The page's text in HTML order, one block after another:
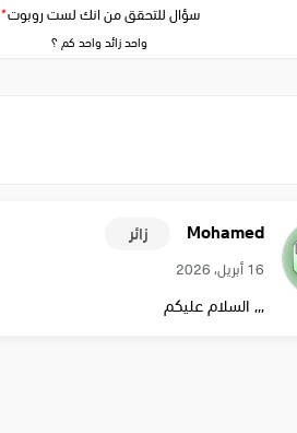
سؤال للتحقق من انك لست روبوت*
واحد زائد واحد كم ؟
Mohamed زائر
16 أبريل، 2026
,,, السلام عليكم